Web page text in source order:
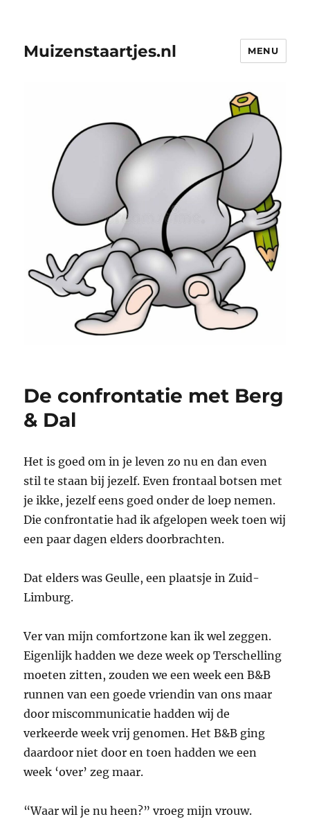
Muizenstaartjes.nl MENU
De confrontatie met Berg
& Dal
Het is goed om in je leven zo nu en dan even
stil te staan bij jezelf. Even frontaal botsen met
je ikke, jezelf eens goed onder de loep nemen.
Die confrontatie had ik afgelopen week toen wij
een paar dagen elders doorbrachten.
Dat elders was Geulle, een plaatsje in Zuid-
Limburg.
Ver van mijn comfortzone kan ik wel zeggen.
Eigenlijk hadden we deze week op Terschelling
moeten zitten, zouden we een week een B&B
runnen van een goede vriendin van ons maar
door miscommunicatie hadden wij de
verkeerde week vrij genomen. Het B&B ging
daardoor niet door en toen hadden we een
week ‘over’ zeg maar.
“Waar wil je nu heen?” vroeg mijn vrouw.